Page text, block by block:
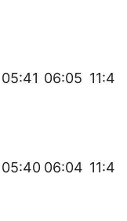
05:41 06:05 11:49
05:40 06:04 11:49